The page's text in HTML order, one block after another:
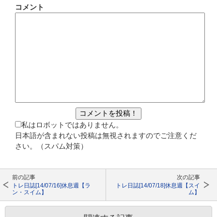
コメント
私はロボットではありません。
日本語が含まれない投稿は無視されますのでご注意くだ
さい。（スパム対策）
前の記事
トレ日誌[14/07/16]休息週【ラ
ン・スイム】
次の記事
トレ日誌[14/07/18]休息週【スイ
ム】